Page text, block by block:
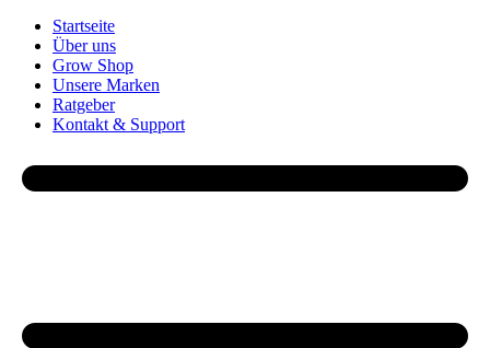
Startseite
Über uns
Grow Shop
Unsere Marken
Ratgeber
Kontakt & Support